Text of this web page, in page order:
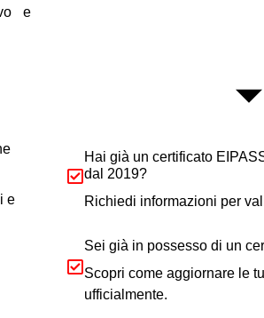
e
e
Hai già un certificato
dal 2019?
Richiedi informazioni per
Sei già in possesso di un
Scopri come aggiornare le
ufficialmente.